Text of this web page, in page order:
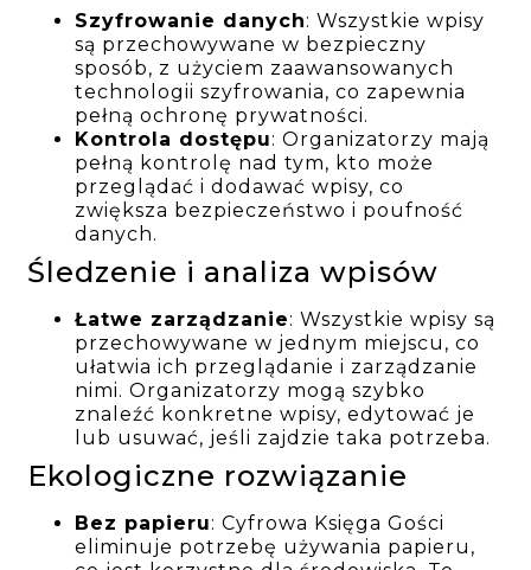
Szyfrowanie danych: Wszystkie wpisy
są przechowywane w bezpieczny
sposób, z użyciem zaawansowanych
technologii szyfrowania, co zapewnia
pełną ochronę prywatności.
Kontrola dostępu: Organizatorzy mają
pełną kontrolę nad tym, kto może
przeglądać i dodawać wpisy, co
zwiększa bezpieczeństwo i poufność
danych.
Śledzenie i analiza wpisów
Łatwe zarządzanie: Wszystkie wpisy są
przechowywane w jednym miejscu, co
ułatwia ich przeglądanie i zarządzanie
nimi. Organizatorzy mogą szybko
znaleźć konkretne wpisy, edytować je
lub usuwać, jeśli zajdzie taka potrzeba.
Ekologiczne rozwiązanie
Bez papieru: Cyfrowa Księga Gości
eliminuje potrzebę używania papieru,